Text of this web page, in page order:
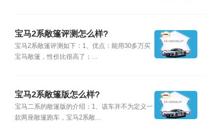
宝马2系敞篷评测怎么样?
宝马2系敞篷评测如下：1、优点：能用30多万买
宝马敞篷，性价比很高了；...
宝马2系敞篷版怎么样?
宝马二系的敞篷版的介绍：1、该车并不为定义一
款两座敞篷跑车，宝马2系敞...